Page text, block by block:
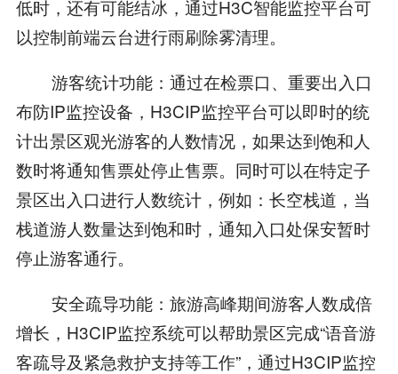
低时，还有可能结冰，通过H3C智能监控平台可
以控制前端云台进行雨刷除雾清理。
游客统计功能：通过在检票口、重要出入口
布防IP监控设备，H3CIP监控平台可以即时的统
计出景区观光游客的人数情况，如果达到饱和人
数时将通知售票处停止售票。同时可以在特定子
景区出入口进行人数统计，例如：长空栈道，当
栈道游人数量达到饱和时，通知入口处保安暂时
停止游客通行。
安全疏导功能：旅游高峰期间游客人数成倍
增长，H3CIP监控系统可以帮助景区完成“语音游
客疏导及紧急救护支持等工作”，通过H3CIP监控